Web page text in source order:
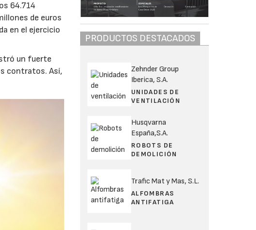
64.714
de euros
en el ejercicio
un fuerte
contratos. Así,
PRODUCTOS DESTACADOS
Zehnder Group
Iberica, S.A.
UNIDADES DE
VENTILACIÓN
Husqvarna
España,S.A.
ROBOTS DE
DEMOLICIÓN
Trafic Mat y Mas, S.L.
ALFOMBRAS
ANTIFATIGA